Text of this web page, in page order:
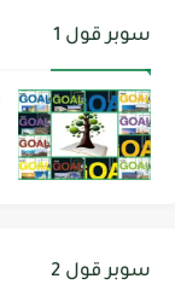
سوبر قول 1
سوبر قول 2